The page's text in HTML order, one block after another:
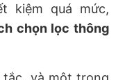
kiệm quá mức,
chọn lọc thông